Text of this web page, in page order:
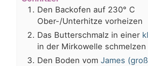
Den Backofen auf 230° C
Ober-/Unterhitze vorheizen
Das Butterschmalz in einer
in der Mirkowelle schmelzen
Den Boden vom James